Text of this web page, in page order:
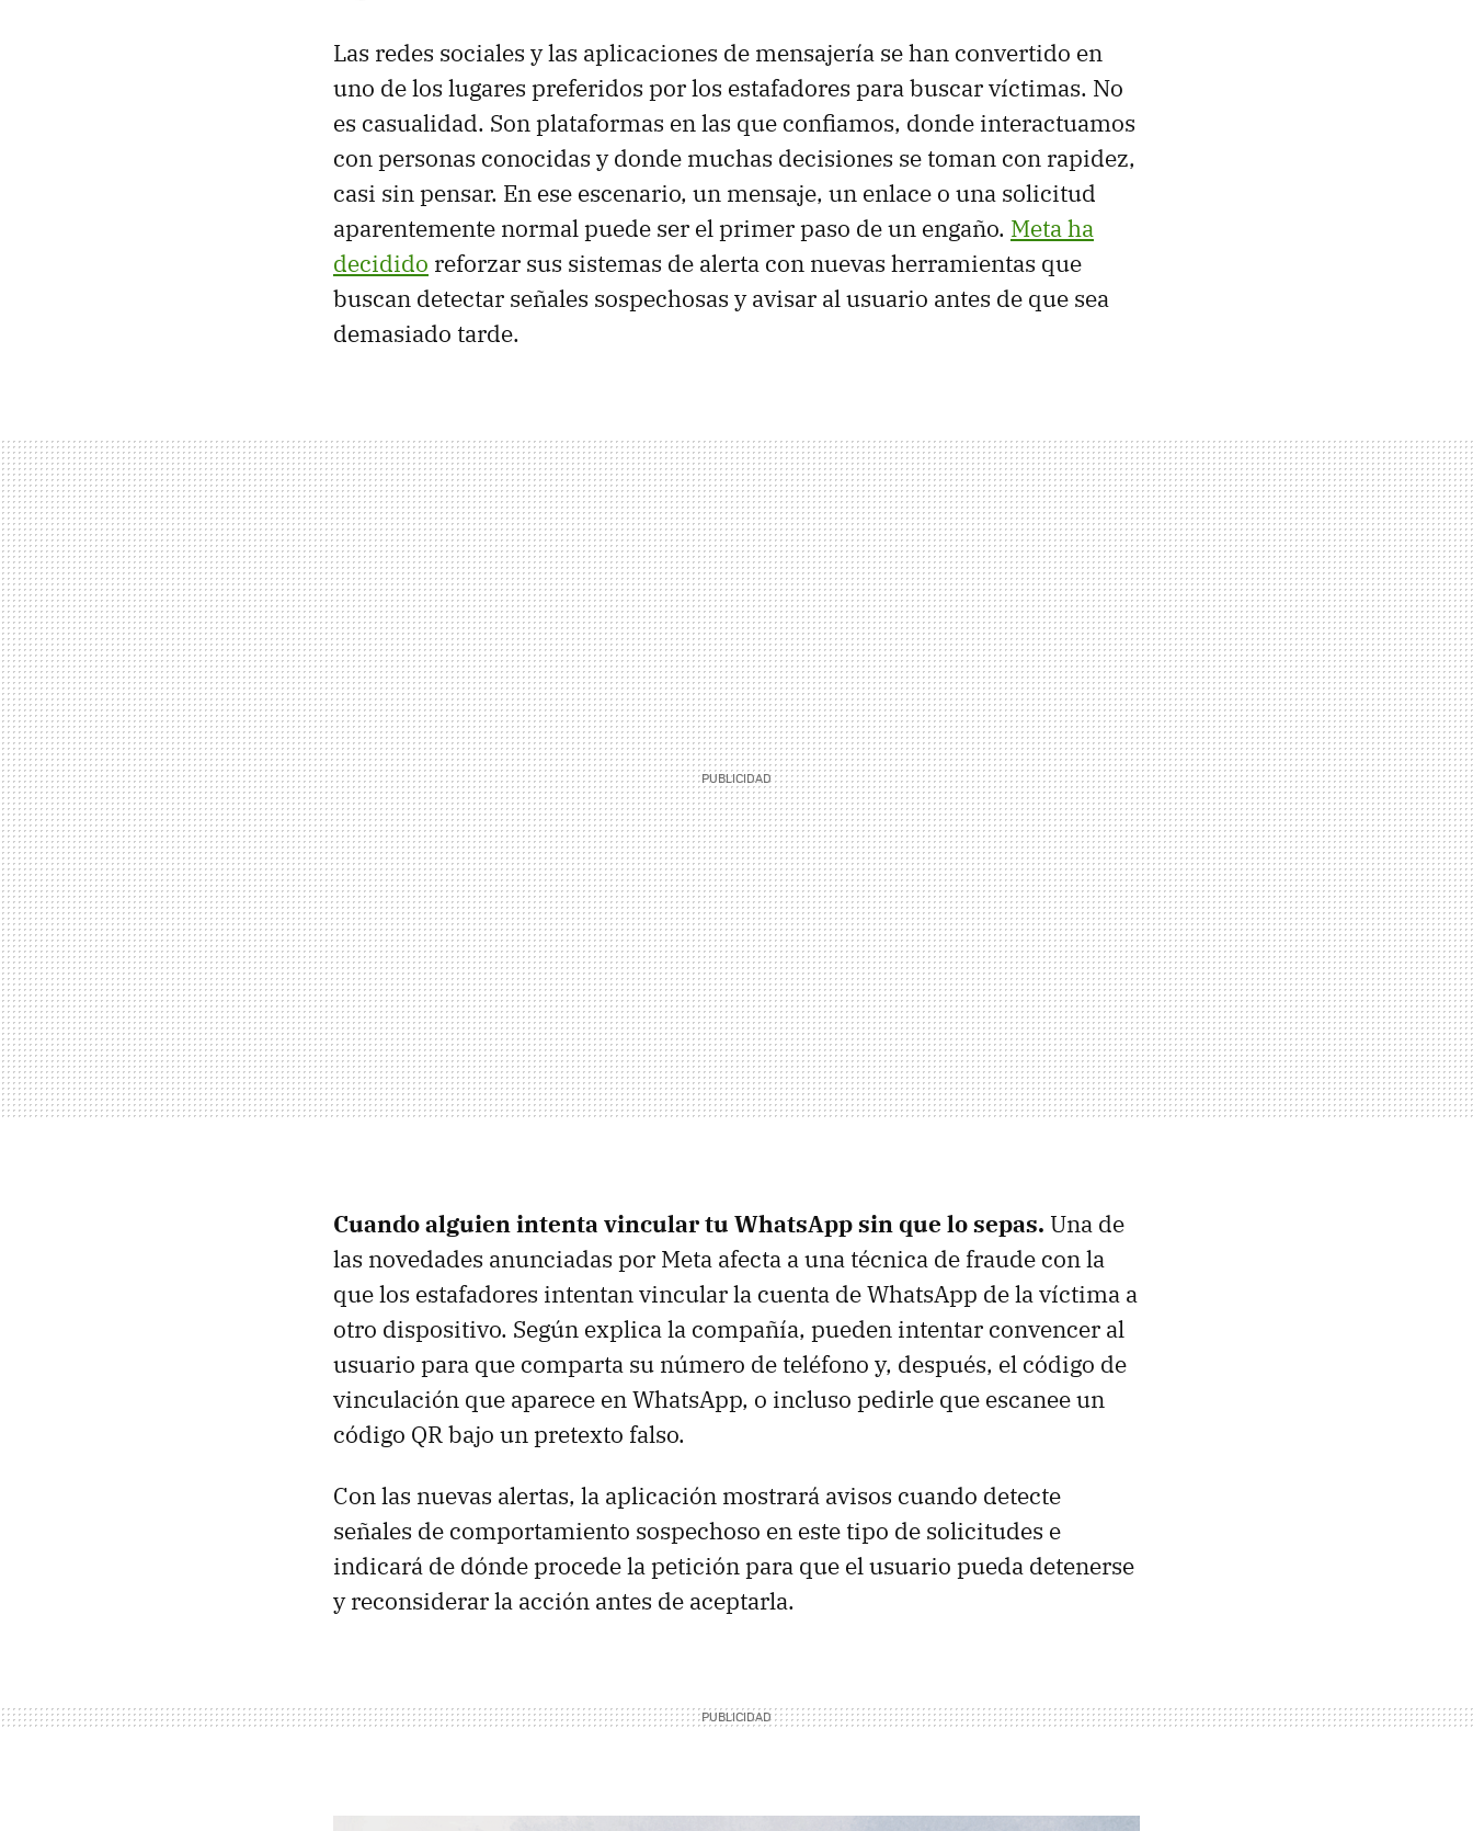
Las redes sociales y las aplicaciones de mensajería se han convertido en
uno de los lugares preferidos por los estafadores para buscar víctimas. No
es casualidad. Son plataformas en las que confiamos, donde interactuamos
con personas conocidas y donde muchas decisiones se toman con rapidez,
casi sin pensar. En ese escenario, un mensaje, un enlace o una solicitud
aparentemente normal puede ser el primer paso de un engaño. Meta ha
decidido reforzar sus sistemas de alerta con nuevas herramientas que
buscan detectar señales sospechosas y avisar al usuario antes de que sea
demasiado tarde.
Cuando alguien intenta vincular tu WhatsApp sin que lo sepas. Una de
las novedades anunciadas por Meta afecta a una técnica de fraude con la
que los estafadores intentan vincular la cuenta de WhatsApp de la víctima a
otro dispositivo. Según explica la compañía, pueden intentar convencer al
usuario para que comparta su número de teléfono y, después, el código de
vinculación que aparece en WhatsApp, o incluso pedirle que escanee un
código QR bajo un pretexto falso.
Con las nuevas alertas, la aplicación mostrará avisos cuando detecte
señales de comportamiento sospechoso en este tipo de solicitudes e
indicará de dónde procede la petición para que el usuario pueda detenerse
y reconsiderar la acción antes de aceptarla.